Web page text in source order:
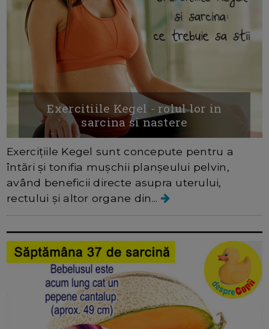
Exercitiile Kegel - rolul lor in
sarcina si nastere
Exercițiile Kegel sunt concepute pentru a
întări și tonifia mușchii planșeului pelvin,
având beneficii directe asupra uterului,
rectului și altor organe din...